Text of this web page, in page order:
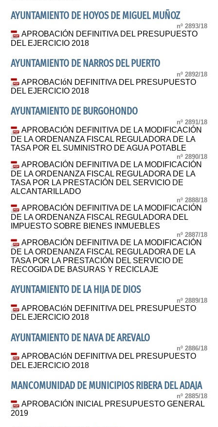
AYUNTAMIENTO DE HOYOS DE MIGUEL MUÑOZ
nº 2893/18
APROBACIÓN DEFINITIVA DEL PRESUPUESTO
DEL EJERCICIO 2018
AYUNTAMIENTO DE NARROS DEL PUERTO
nº 2892/18
APROBACIóN DEFINITIVA DEL PRESUPUESTO
DEL EJERCICIO 2018
AYUNTAMIENTO DE BURGOHONDO
nº 2891/18
APROBACIÓN DEFINITIVA DE LA MODIFICACIÓN
DE LA ORDENANZA FISCAL REGULADORA DE LA
TASA POR EL SUMINISTRO DE AGUA POTABLE
nº 2890/18
APROBACIÓN DEFINITIVA DE LA MODIFICACIÓN
DE LA ORDENANZA FISCAL REGULADORA DE LA
TASA POR LA PRESTACIÓN DEL SERVICIO DE
ALCANTARILLADO
nº 2888/18
APROBACIÓN DEFINITIVA DE LA MODIFICACIÓN
DE LA ORDENANZA FISCAL REGULADORA DEL
IMPUESTO SOBRE BIENES INMUEBLES
nº 2887/18
APROBACIÓN DEFINITIVA DE LA MODIFICACIÓN
DE LA ORDENANZA FISCAL REGULADORA DE LA
TASA POR LA PRESTACIÓN DEL SERVICIO DE
RECOGIDA DE BASURAS Y RECICLAJE
AYUNTAMIENTO DE LA HIJA DE DIOS
nº 2889/18
APROBACIóN DEFINITIVA DEL PRESUPUESTO
DEL EJERCICIO 2018
AYUNTAMIENTO DE NAVA DE AREVALO
nº 2886/18
APROBACIóN DEFINITIVA DEL PRESUPUESTO
DEL EJERCICIO 2018
MANCOMUNIDAD DE MUNICIPIOS RIBERA DEL ADAJA
nº 2885/18
APROBACIÓN INICIAL PRESUPUESTO GENERAL
2019